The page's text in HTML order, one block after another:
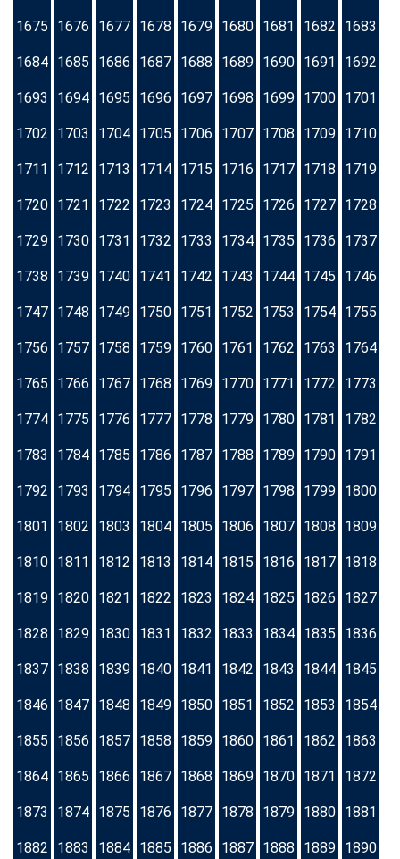
1675 1676 1677 1678 1679 1680 1681 1682 1683
1684 1685 1686 1687 1688 1689 1690 1691 1692
1693 1694 1695 1696 1697 1698 1699 1700 1701
1702 1703 1704 1705 1706 1707 1708 1709 1710
1711 1712 1713 1714 1715 1716 1717 1718 1719
1720 1721 1722 1723 1724 1725 1726 1727 1728
1729 1730 1731 1732 1733 1734 1735 1736 1737
1738 1739 1740 1741 1742 1743 1744 1745 1746
1747 1748 1749 1750 1751 1752 1753 1754 1755
1756 1757 1758 1759 1760 1761 1762 1763 1764
1765 1766 1767 1768 1769 1770 1771 1772 1773
1774 1775 1776 1777 1778 1779 1780 1781 1782
1783 1784 1785 1786 1787 1788 1789 1790 1791
1792 1793 1794 1795 1796 1797 1798 1799 1800
1801 1802 1803 1804 1805 1806 1807 1808 1809
1810 1811 1812 1813 1814 1815 1816 1817 1818
1819 1820 1821 1822 1823 1824 1825 1826 1827
1828 1829 1830 1831 1832 1833 1834 1835 1836
1837 1838 1839 1840 1841 1842 1843 1844 1845
1846 1847 1848 1849 1850 1851 1852 1853 1854
1855 1856 1857 1858 1859 1860 1861 1862 1863
1864 1865 1866 1867 1868 1869 1870 1871 1872
1873 1874 1875 1876 1877 1878 1879 1880 1881
1882 1883 1884 1885 1886 1887 1888 1889 1890